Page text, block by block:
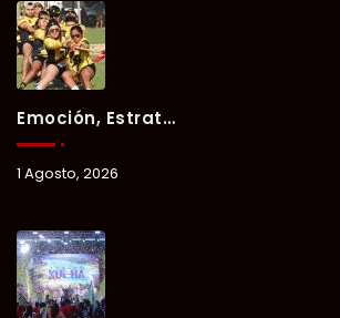
Emoción, Estrategia Y Trabajo En Equipo Marcan El Segundo Día Del Verano Xul-Há 2026.
1 Agosto, 2026